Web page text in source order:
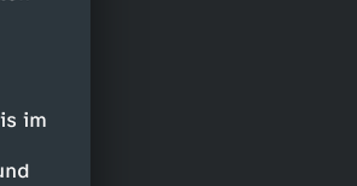
im